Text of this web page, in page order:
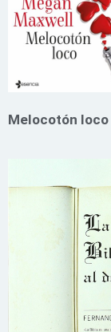
Melocotón loco